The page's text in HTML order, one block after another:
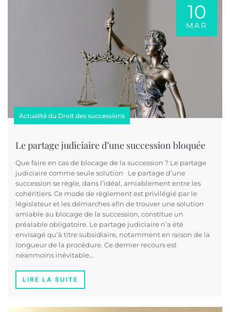
10
MAR
Actualité du Droit des successions
Le partage judiciaire d’une succession bloquée
Que faire en cas de blocage de la succession ? Le partage
judiciaire comme seule solution Le partage d’une
succession se règle, dans l’idéal, amiablement entre les
cohéritiers. Ce mode de règlement est privilégié par le
législateur et les démarches afin de trouver une solution
amiable au blocage de la succession, constitue un
préalable obligatoire. Le partage judiciaire n’a été
envisagé qu’à titre subsidiaire, notamment en raison de la
longueur de la procédure. Ce dernier recours est
néanmoins inévitable…
LIRE LA SUITE